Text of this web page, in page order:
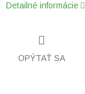
Detailné informácie
OPÝTAŤ SA